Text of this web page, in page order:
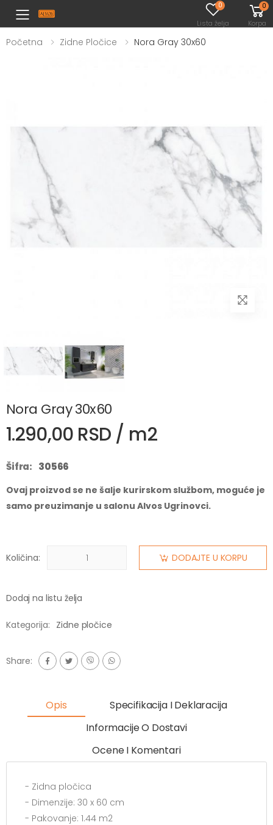
Toggle mobile menu
0
Lista želja
0
Korpa
Početna Zidne Pločice Nora Gray 30x60
Nora Gray 30x60
1.290,00 RSD / m2
Šifra: 30566
Ovaj proizvod se ne šalje kurirskom službom, moguće je
samo preuzimanje u salonu Alvos Ugrinovci.
Količina: DODAJTE U KORPU
Dodaj na listu želja
Kategorija: Zidne pločice
Share:
Opis
Specifikacija I Deklaracija
Informacije O Dostavi
Ocene I Komentari
- Zidna pločica
- Dimenzije: 30 x 60 cm
- Pakovanje: 1.44 m2